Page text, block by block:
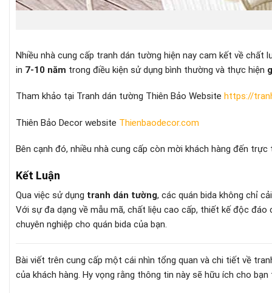
Nhiều nhà cung cấp tranh dán tường hiện nay cam kết về
in 7-10 năm trong điều kiện sử dụng bình thường và thực hiện
Tham khảo tại Tranh dán tường Thiên Bảo Website https://
Thiên Bảo Decor website Thienbaodecor.com
Bên cạnh đó, nhiều nhà cung cấp còn mời khách hàng đến
Kết Luận
Qua việc sử dụng tranh dán tường, các quán bida không chỉ
Với sự đa dạng về mẫu mã, chất liệu cao cấp, thiết kế độc
chuyên nghiệp cho quán bida của bạn.
Bài viết trên cung cấp một cái nhìn tổng quan và chi tiết về
của khách hàng. Hy vọng rằng thông tin này sẽ hữu ích cho